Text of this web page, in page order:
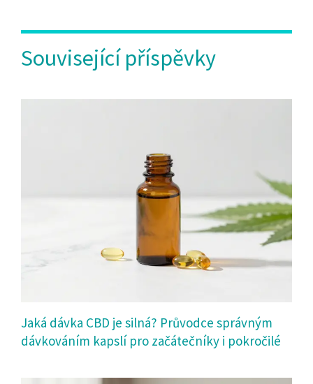
Související příspěvky
Jaká dávka CBD je silná? Průvodce správným
dávkováním kapslí pro začátečníky i pokročilé